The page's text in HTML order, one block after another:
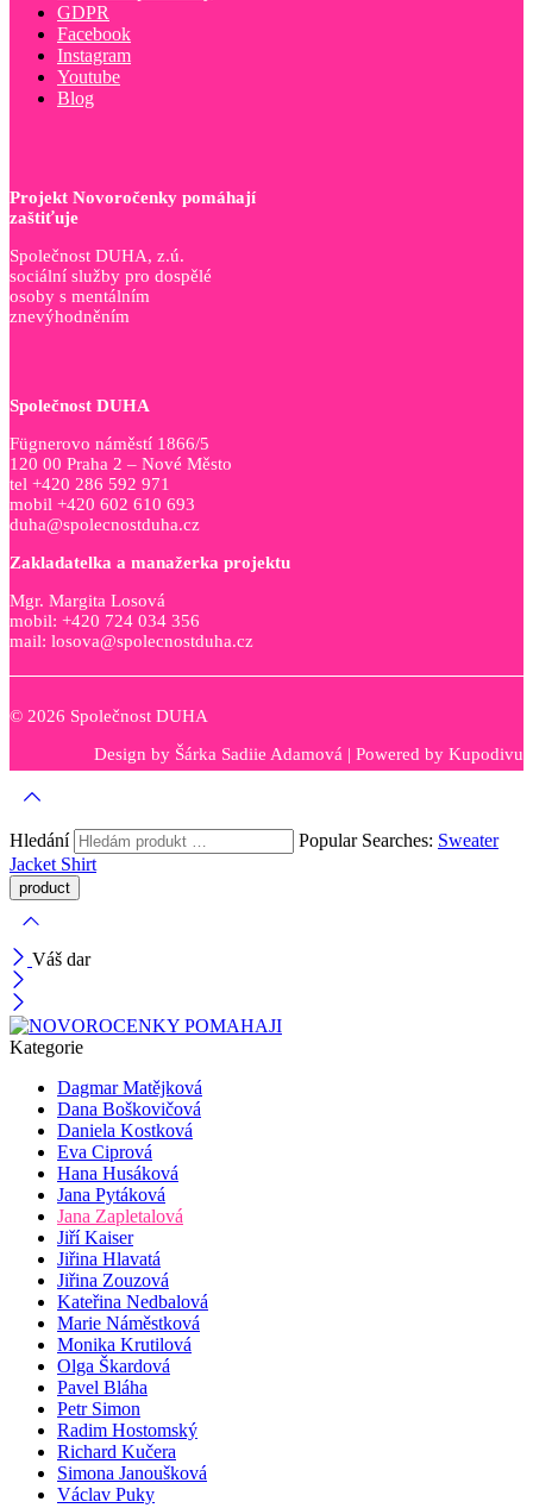
GDPR
Facebook
Instagram
Youtube
Blog
Projekt Novoročenky pomáhají
zaštiťuje
Společnost DUHA, z.ú.
sociální služby pro dospělé
osoby s mentálním
znevýhodněním
Společnost DUHA
Fügnerovo náměstí 1866/5
120 00 Praha 2 – Nové Město
tel +420 286 592 971
mobil +420 602 610 693
duha@spolecnostduha.cz
Zakladatelka a manažerka projektu
Mgr. Margita Losová
mobil: +420 724 034 356
mail: losova@spolecnostduha.cz
© 2026 Společnost DUHA
Design by Šárka Sadiie Adamová | Powered by Kupodivu
Hledání Popular Searches: Sweater
Jacket Shirt
Váš dar
Kategorie
Dagmar Matějková
Dana Boškovičová
Daniela Kostková
Eva Ciprová
Hana Husáková
Jana Pytáková
Jana Zapletalová
Jiří Kaiser
Jiřina Hlavatá
Jiřina Zouzová
Kateřina Nedbalová
Marie Náměstková
Monika Krutilová
Olga Škardová
Pavel Bláha
Petr Simon
Radim Hostomský
Richard Kučera
Simona Janoušková
Václav Puky